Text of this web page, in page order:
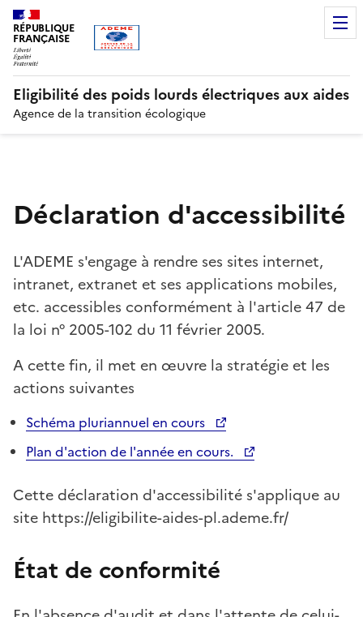
RÉPUBLIQUE
FRANÇAISE
Eligibilité des poids lourds électriques aux aides
Agence de la transition écologique
Déclaration d'accessibilité
L'ADEME s'engage à rendre ses sites internet,
intranet, extranet et ses applications mobiles,
etc. accessibles conformément à l'article 47 de
la loi n° 2005-102 du 11 février 2005.
A cette fin, il met en œuvre la stratégie et les
actions suivantes
Schéma pluriannuel en cours
Plan d'action de l'année en cours.
Cette déclaration d'accessibilité s'applique au
site https://eligibilite-aides-pl.ademe.fr/
État de conformité
Gestion des cookies